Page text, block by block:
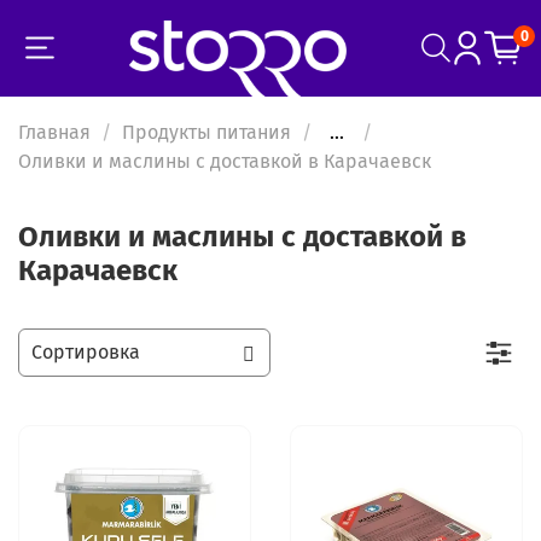
0
Главная Продукты питания
...
Оливки и маслины с доставкой в Карачаевск
Оливки и маслины с доставкой в
Карачаевск